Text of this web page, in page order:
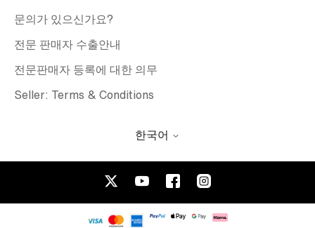
문의가 있으신가요?
전문 판매자 수출안내
전문판매자 등록에 대한 의무
Seller: Terms & Conditions
한국어